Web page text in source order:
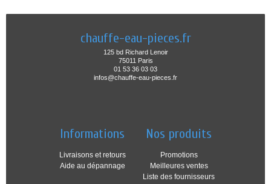
chauffe-eau-pieces.fr
125 bd Richard Lenoir
75011 Paris
01 53 36 03 03
infos@chauffe-eau-pieces.fr
Informations
Livraisons et retours
Aide au dépannage
Nos produits
Promotions
Meilleures ventes
Liste des fournisseurs